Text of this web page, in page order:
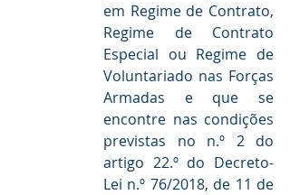
em Regime de Contrato,
Regime de Contrato
Especial ou Regime de
Voluntariado nas Forças
Armadas e que se
encontre nas condições
previstas no n.º 2 do
artigo 22.º do Decreto-
Lei n.º 76/2018, de 11 de